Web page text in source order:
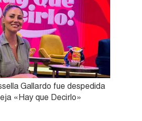
Gallardo fue despedida
«Hay que Decirlo»